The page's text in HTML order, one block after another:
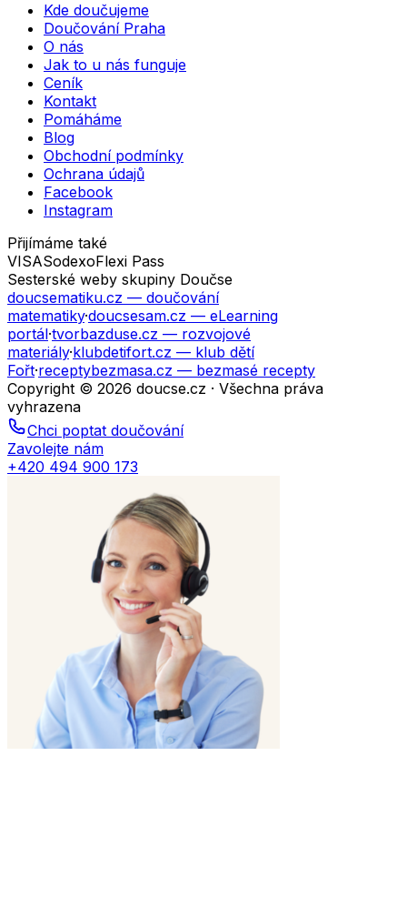
Kde doučujeme
Doučování Praha
O nás
Jak to u nás funguje
Ceník
Kontakt
Pomáháme
Blog
Obchodní podmínky
Ochrana údajů
Facebook
Instagram
Přijímáme také
VISASodexoFlexi Pass
Sesterské weby skupiny Doučse
doucsematiku.cz — doučování
matematiky·doucsesam.cz — eLearning
portál·tvorbazduse.cz — rozvojové
materiály·klubdetifort.cz — klub dětí
Fořt·receptybezmasa.cz — bezmasé recepty
Copyright © 2026 doucse.cz · Všechna práva
vyhrazena
Chci poptat doučování
Zavolejte nám
+420 494 900 173